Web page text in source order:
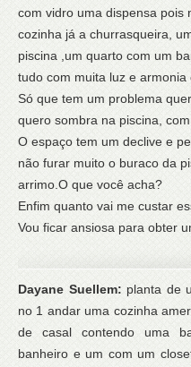
com vidro uma dispensa pois
cozinha já a churrasqueira,
piscina ,um quarto com um
tudo com muita luz e armonia
Só que tem um problema
quero sombra na piscina,
O espaço tem um declive e
não furar muito o buraco da
arrimo.O que você acha?
Enfim quanto vai me custar
Vou ficar ansiosa para obter
Dayane Suellem:planta de
no 1 andar uma cozinha
de casal contendo uma
banheiro e um com um